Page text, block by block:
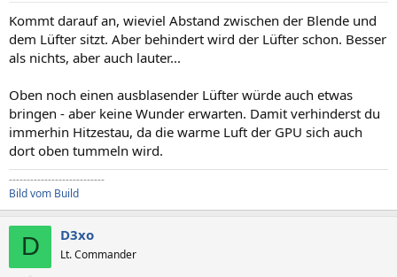
Kommt darauf an, wieviel Abstand zwischen der Blende und
dem Lüfter sitzt. Aber behindert wird der Lüfter schon. Besser
als nichts, aber auch lauter...
Oben noch einen ausblasender Lüfter würde auch etwas
bringen - aber keine Wunder erwarten. Damit verhinderst du
immerhin Hitzestau, da die warme Luft der GPU sich auch
dort oben tummeln wird.
---------------------------
Bild vom Build
D D3xo
Lt. Commander